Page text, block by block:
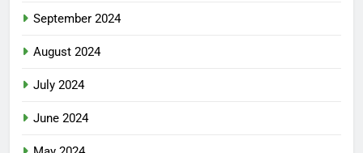
September 2024
August 2024
July 2024
June 2024